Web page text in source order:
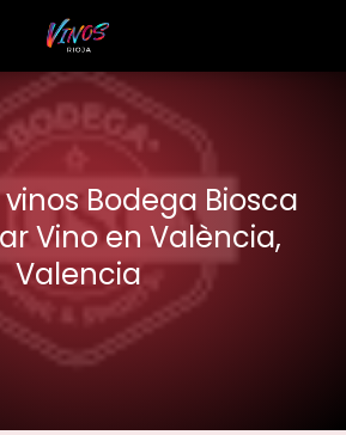
Bodega Biosca
Vino en València,
Valencia